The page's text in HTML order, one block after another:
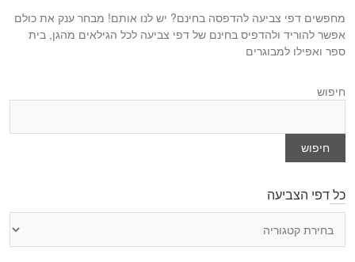
מחפשים דפי צביעה להדפסה בחינם? יש לנו אותם! מבחר ענק את כולם
אפשר להוריד ולהדפיס בחינם של דפי צביעה לכל הגילאים מהגן, בית
ספר ואפילו למבוגרים
חיפוש
חיפוש
כל דפי הצביעה